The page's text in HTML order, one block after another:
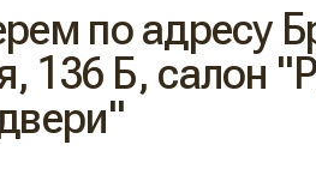
по адресу
136 Б, салон